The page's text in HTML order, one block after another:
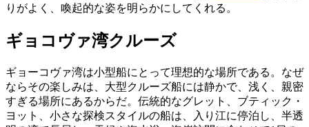
りがよく、喚起的な姿を明らかにしてくれる。
ギョコヴァ湾クルーズ
ギョーコヴァ湾は小型船にとって理想的な場所である。なぜ
ならその楽しみは、大型クルーズ船には静かで、浅く、親密
すぎる場所にあるからだ。伝統的なグレット、ブティック・
ヨット、小さな探検スタイルの船は、入り江に停泊し、半透